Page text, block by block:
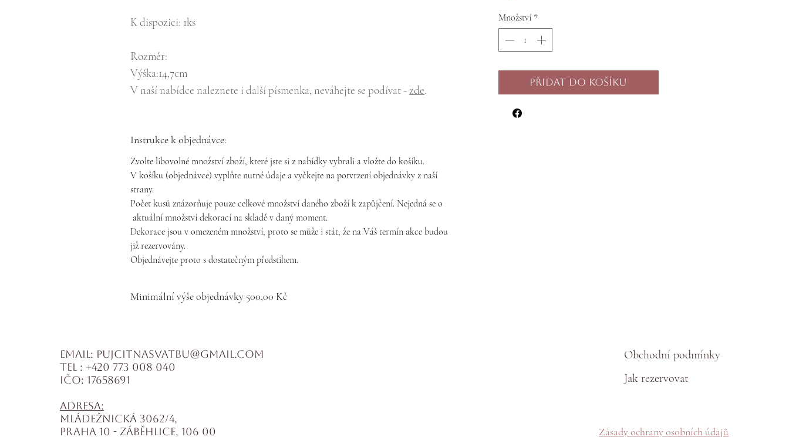
K dispozici: 1ks
Rozměr:
Výška:14,7cm
V naší nabídce naleznete i další písmenka, neváhejte se podívat - zde.
Instrukce k objednávce:
Zvolte libovolné množství zboží, které jste si z nabídky vybrali a vložte do košíku.
V košíku (objednávce) vyplňte nutné údaje a vyčkejte na potvrzení objednávky z naší
strany.
Počet kusů znázorňuje pouze celkové množství daného zboží k zapůjčení. Nejedná se o
aktuální množství dekorací na skladě v daný moment.
Dekorace jsou v omezeném množství, proto se může i stát, že na Váš termín akce budou
již rezervovány.
Objednávejte proto s dostatečným předstihem.
Minimální výše objednávky 500,00 Kč
Množství *
Přidat do košíku
Email: pujcitnasvatbu@gmail.com
Tel : +420 773 008 040
IČO: 17658691
Adresa:
Mládežnická 3062/4,
Praha 10 - Záběhlice, 106 00
Obchodní podmínky
Jak rezervovat
Zásady ochrany osobních údajů